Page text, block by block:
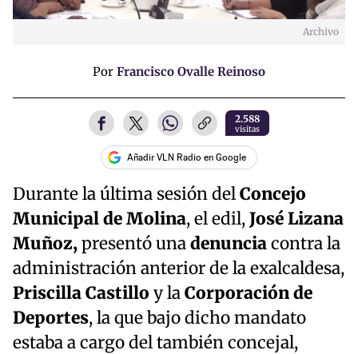
Archivo
Por Francisco Ovalle Reinoso
2.588
visitas
Añadir VLN Radio en Google
Durante la última sesión delConcejo
Municipal de Molina, el edil,JoséLizana
Muñoz,presentó unadenunciacontra la
administración anterior de la exalcaldesa,
Priscilla Castillo y laCorporación de
Deportes, la que bajo dicho mandato
estaba a cargo del también concejal,